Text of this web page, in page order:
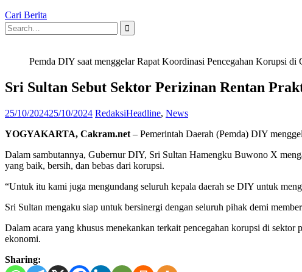
Cari Berita
Search
for:
Pemda DIY saat menggelar Rapat Koordinasi Pencegahan Korupsi
Sri Sultan Sebut Sektor Perizinan Rentan
25/10/202425/10/2024 RedaksiHeadline, News
YOGYAKARTA, Cakram.net – Pemerintah Daerah (Pemda) DIY
Dalam sambutannya, Gubernur DIY, Sri Sultan Hamengku Buwono X
yang baik, bersih, dan bebas dari korupsi.
“Untuk itu kami juga mengundang seluruh kepala daerah se DIY untuk
Sri Sultan mengaku siap untuk bersinergi dengan seluruh pihak demi
Dalam acara yang khusus menekankan terkait pencegahan korupsi di
ekonomi.
Sharing: